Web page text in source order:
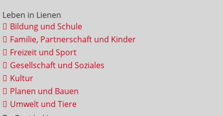
Leben in Lienen
Bildung und Schule
Familie, Partnerschaft und Kinder
Freizeit und Sport
Gesellschaft und Soziales
Kultur
Planen und Bauen
Umwelt und Tiere